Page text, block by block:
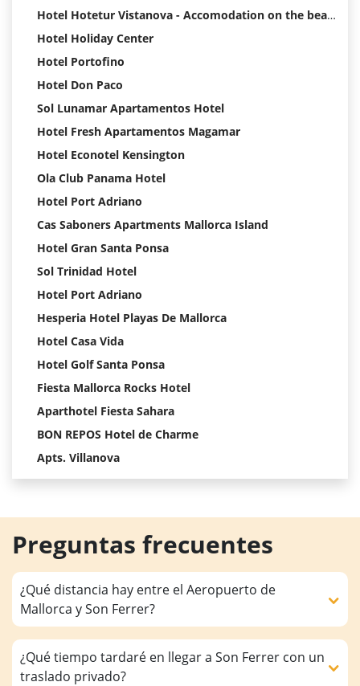
Hotel Hotetur Vistanova - Accomodation on the beach, Mallorca
Hotel Holiday Center
Hotel Portofino
Hotel Don Paco
Sol Lunamar Apartamentos Hotel
Hotel Fresh Apartamentos Magamar
Hotel Econotel Kensington
Ola Club Panama Hotel
Hotel Port Adriano
Cas Saboners Apartments Mallorca Island
Hotel Gran Santa Ponsa
Sol Trinidad Hotel
Hotel Port Adriano
Hesperia Hotel Playas De Mallorca
Hotel Casa Vida
Hotel Golf Santa Ponsa
Fiesta Mallorca Rocks Hotel
Aparthotel Fiesta Sahara
BON REPOS Hotel de Charme
Apts. Villanova
Preguntas frecuentes
¿Qué distancia hay entre el Aeropuerto de
Mallorca y Son Ferrer?
¿Qué tiempo tardaré en llegar a Son Ferrer con un
traslado privado?